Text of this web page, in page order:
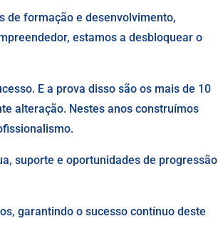
de formação e desenvolvimento,
estamos a desbloquear o
E a prova disso são os mais de 10
alteração. Nestes anos construímos
suporte e oportunidades de progressão
garantindo o sucesso contínuo deste